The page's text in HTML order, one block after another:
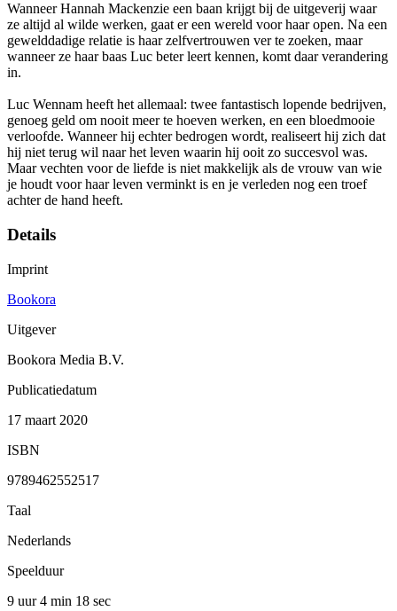
Wanneer Hannah Mackenzie een baan krijgt bij de uitgeverij waar
ze altijd al wilde werken, gaat er een wereld voor haar open. Na een
gewelddadige relatie is haar zelfvertrouwen ver te zoeken, maar
wanneer ze haar baas Luc beter leert kennen, komt daar verandering
in.
Luc Wennam heeft het allemaal: twee fantastisch lopende bedrijven,
genoeg geld om nooit meer te hoeven werken, en een bloedmooie
verloofde. Wanneer hij echter bedrogen wordt, realiseert hij zich dat
hij niet terug wil naar het leven waarin hij ooit zo succesvol was.
Maar vechten voor de liefde is niet makkelijk als de vrouw van wie
je houdt voor haar leven verminkt is en je verleden nog een troef
achter de hand heeft.
Details
Imprint
Bookora
Uitgever
Bookora Media B.V.
Publicatiedatum
17 maart 2020
ISBN
9789462552517
Taal
Nederlands
Speelduur
9 uur 4 min 18 sec